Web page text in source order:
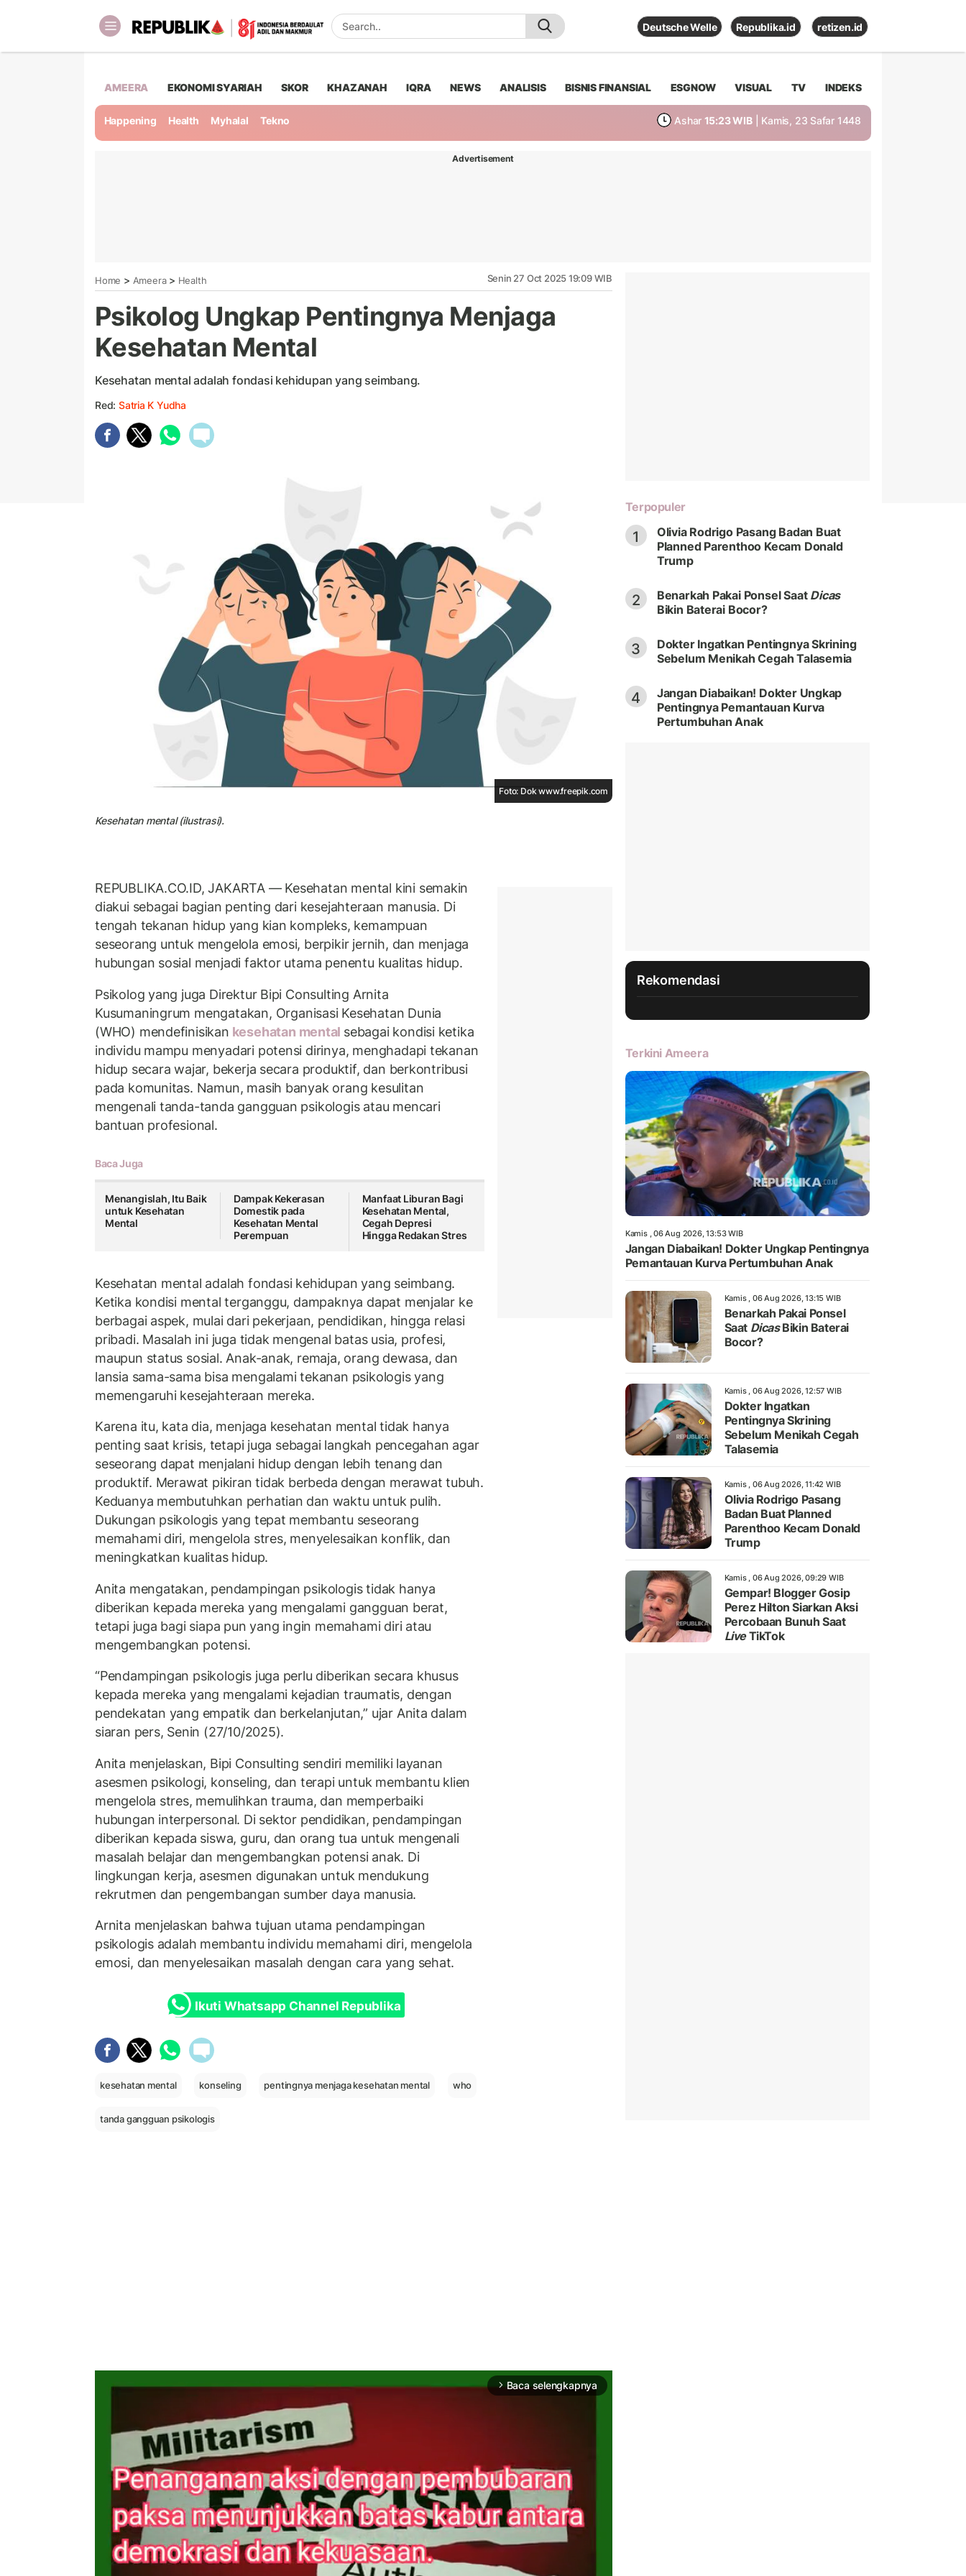
Deutsche Welle Republika.id retizen.id
AMEERA EKONOMI SYARIAH SKOR KHAZANAH IQRA NEWS ANALISIS BISNIS FINANSIAL ESGNOW VISUAL TV INDEKS
Happening Health Myhalal Tekno Ashar 15:23 WIB | Kamis, 23 Safar 1448
Advertisement
Home > Ameera> Health Senin 27 Oct 2025 19:09 WIB
Psikolog Ungkap Pentingnya Menjaga
Kesehatan Mental
Kesehatan mental adalah fondasi kehidupan yang seimbang.
Red: Satria K Yudha
Foto: Dok www.freepik.com
Kesehatan mental (ilustrasi).
REPUBLIKA.CO.ID, JAKARTA — Kesehatan mental kini semakin
diakui sebagai bagian penting dari kesejahteraan manusia. Di
tengah tekanan hidup yang kian kompleks, kemampuan
seseorang untuk mengelola emosi, berpikir jernih, dan menjaga
hubungan sosial menjadi faktor utama penentu kualitas hidup.
Psikolog yang juga Direktur Bipi Consulting Arnita
Kusumaningrum mengatakan, Organisasi Kesehatan Dunia
(WHO) mendefinisikan kesehatan mental sebagai kondisi ketika
individu mampu menyadari potensi dirinya, menghadapi tekanan
hidup secara wajar, bekerja secara produktif, dan berkontribusi
pada komunitas. Namun, masih banyak orang kesulitan
mengenali tanda-tanda gangguan psikologis atau mencari
bantuan profesional.
Baca Juga
Menangislah, Itu Baik
untuk Kesehatan
Mental
Dampak Kekerasan
Domestik pada
Kesehatan Mental
Perempuan
Manfaat Liburan Bagi
Kesehatan Mental,
Cegah Depresi
Hingga Redakan Stres
Kesehatan mental adalah fondasi kehidupan yang seimbang.
Ketika kondisi mental terganggu, dampaknya dapat menjalar ke
berbagai aspek, mulai dari pekerjaan, pendidikan, hingga relasi
pribadi. Masalah ini juga tidak mengenal batas usia, profesi,
maupun status sosial. Anak-anak, remaja, orang dewasa, dan
lansia sama-sama bisa mengalami tekanan psikologis yang
memengaruhi kesejahteraan mereka.
Karena itu, kata dia, menjaga kesehatan mental tidak hanya
penting saat krisis, tetapi juga sebagai langkah pencegahan agar
seseorang dapat menjalani hidup dengan lebih tenang dan
produktif. Merawat pikiran tidak berbeda dengan merawat tubuh.
Keduanya membutuhkan perhatian dan waktu untuk pulih.
Dukungan psikologis yang tepat membantu seseorang
memahami diri, mengelola stres, menyelesaikan konflik, dan
meningkatkan kualitas hidup.
Anita mengatakan, pendampingan psikologis tidak hanya
diberikan kepada mereka yang mengalami gangguan berat,
tetapi juga bagi siapa pun yang ingin memahami diri atau
mengembangkan potensi.
“Pendampingan psikologis juga perlu diberikan secara khusus
kepada mereka yang mengalami kejadian traumatis, dengan
pendekatan yang empatik dan berkelanjutan,” ujar Anita dalam
siaran pers, Senin (27/10/2025).
Anita menjelaskan, Bipi Consulting sendiri memiliki layanan
asesmen psikologi, konseling, dan terapi untuk membantu klien
mengelola stres, memulihkan trauma, dan memperbaiki
hubungan interpersonal. Di sektor pendidikan, pendampingan
diberikan kepada siswa, guru, dan orang tua untuk mengenali
masalah belajar dan mengembangkan potensi anak. Di
lingkungan kerja, asesmen digunakan untuk mendukung
rekrutmen dan pengembangan sumber daya manusia.
Arnita menjelaskan bahwa tujuan utama pendampingan
psikologis adalah membantu individu memahami diri, mengelola
emosi, dan menyelesaikan masalah dengan cara yang sehat.
Ikuti Whatsapp Channel Republika
kesehatan mental konseling pentingnya menjaga kesehatan mental who
tanda gangguan psikologis
arrow_forward_ios Baca selengkapnya
Terpopuler
1
Olivia Rodrigo Pasang Badan Buat
Planned Parenthoo Kecam Donald
Trump
2 Benarkah Pakai Ponsel Saat Dicas
Bikin Baterai Bocor?
3
Dokter Ingatkan Pentingnya Skrining
Sebelum Menikah Cegah Talasemia
4
Jangan Diabaikan! Dokter Ungkap
Pentingnya Pemantauan Kurva
Pertumbuhan Anak
Rekomendasi
Terkini Ameera
Kamis , 06 Aug 2026, 13:53 WIB
Jangan Diabaikan! Dokter Ungkap Pentingnya
Pemantauan Kurva Pertumbuhan Anak
Kamis , 06 Aug 2026, 13:15 WIB
Benarkah Pakai Ponsel
Saat DicasBikin Baterai
Bocor?
Kamis , 06 Aug 2026, 12:57 WIB
Dokter Ingatkan
Pentingnya Skrining
Sebelum Menikah Cegah
Talasemia
Kamis , 06 Aug 2026, 11:42 WIB
Olivia Rodrigo Pasang
Badan Buat Planned
Parenthoo Kecam Donald
Trump
Kamis , 06 Aug 2026, 09:29 WIB
Gempar! Blogger Gosip
Perez Hilton Siarkan Aksi
Percobaan Bunuh Saat
LiveTikTok